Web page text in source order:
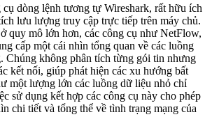
dòng lệnh tương tự Wireshark, rất hữu ích
lưu lượng truy cập trực tiếp trên máy chủ.
quy mô lớn hơn, các công cụ như NetFlow,
cấp một cái nhìn tổng quan về các luồng
Chúng không phân tích từng gói tin nhưng
kết nối, giúp phát hiện các xu hướng bất
một lượng lớn các luồng dữ liệu nhỏ chỉ
sử dụng kết hợp các công cụ này cho phép
chi tiết và tổng thể về tình trạng mạng của